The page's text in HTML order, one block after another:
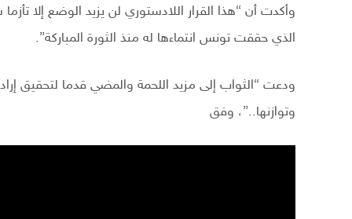
وأكدت أن “هذا القرار اللادستوري لن يزيد الوضع إلا
الذي حققت تونس انتماءها له منذ الثورة المباركة”.
ودعت “الثواب إلى مزيد اللحمة والمضي قدما لتحقيق
وتوازنها..”، وفق